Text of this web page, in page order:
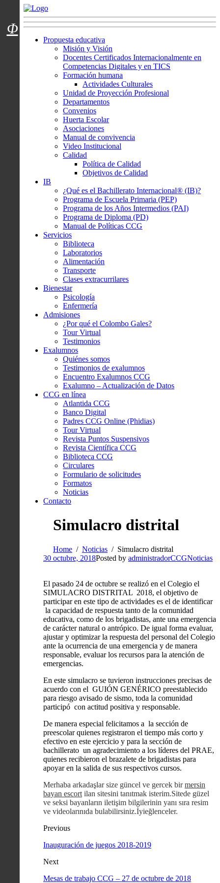
Menú usuarios
Propuesta educativa
Misión y Visión
Docentes Certificados Internacionalmente en
Competencias Digitales y en TICS
Formación humana
Actividades Culturales
Unidad de Proyección Profesional
Departamentos
Convenios
Huerta Escolar
Asociaciones
Manual de convivencia
Video Institucional
Calidad
Política de Calidad
Objetivos de Calidad
IB
¿Qué es el Bachillerato Internacional® (IB)?
Programa de Escuela Primaria (PEP)
Programa de los Años Intermedios (PAI)
Programa de Diploma (PD)
Manual de Políticas CCG
Servicios
Biblioteca
Laboratorios
Alimentación
Transporte
Clases extracurrilares
Bienestar
Psicología
Enfermería
Admisiones
¿Por qué el Colombo Gales?
Tour Virtual
Testimonios
Exalumnos
Quiénes somos
Testimonios de exalumnos
Encuentro Exalumnos CCG
Exalumno – Actualización de Datos
CCG en línea
Atlantida CCG
Banco Digital
Padres CCG Online (Phidias)
Tour Virtual
Revista Puntos Suspensivos
Revista Científica CCG
Biblioteca CCG
Circulares
Formulario de solicitudes
Formatos
Noticias
Contacto
Simulacro distrital
Home Noticias
Simulacro distrital
30 octubre, 2018Posted by administradorCCGNoticias
El pasado 24 de octubre se realizó en el Colegio el
SIMULACRO DISTRITAL 2018, el objetivo de
participar en este tipo de actividades es el de identificar
la capacidad de respuesta tanto de la comunidad
educativa, como de los brigadistas, ante una emergencia
de carácter natural o antrópico. De igual forma evaluar,
ajustar y optimizar la respuesta del personal del Colegio
ante la ocurrencia de una emergencia y de manera
responsable, evaluar los recursos para la atención de
emergencias.
En este simulacro se tuvieron instrucciones precisas de
acuerdo con el GUIÓN GENÉRICO preestablecido
para riesgo avisado de sismo, toda la comunidad
participó con actitud positiva y responsable.
De manera especial felicitamos a la sección de
preescolar quienes registraron el tiempo más corto y
efectivo en este ejercicio y para la sección de
bachillerato un agradecimiento a los líderes del PRAE,
quienes recibieron el brazalete de brigadistas para
apoyar en la salida de sus respectivos cursos.
Merhaba arkadaşlar size güncel ve gercek birmersin
bayan escort ilan sitesini tanıtmak isterim.Sitede güzel
ve seksi bayanların iletişim bilgilerinin yanı sıra resim
ve videolarınıda bulabilirsiniz.İyieğlenceler.
Previous
Inauguración de juegos 2018-2019
Next
Mesas de trabajo CCG – 27 de octubre de 2018
Φ